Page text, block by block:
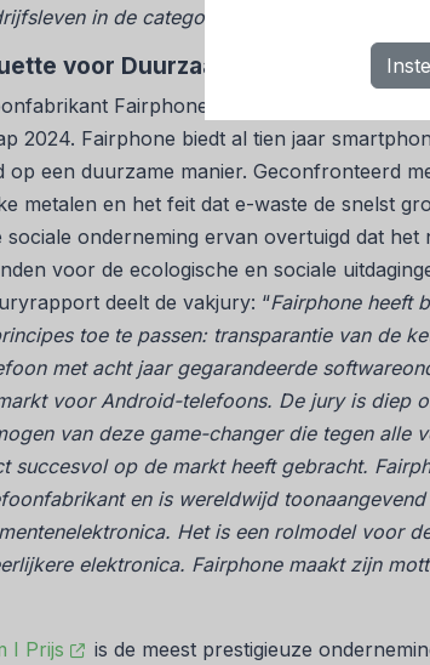
in de categorie Midden-en
voor Duurzaam
Fairphone uit Amsterdam wint de
2024. Fairphone biedt al tien jaar
op een duurzame manier. Geconfronteerd
metalen en het feit dat e-waste de snelst
sociale onderneming ervan overtuigd dat het
voor de ecologische en sociale
deelt de vakjury: “Fairphone heeft
toe te passen: transparantie van de
met acht jaar gegarandeerde
voor Android-telefoons. De jury is diep
van deze game-changer die tegen alle
succesvol op de markt heeft gebracht.
en is wereldwijd
Het is een rolmodel voor
elektronica. Fairphone maakt zijn
I Prijs
is de meest prestigieuze